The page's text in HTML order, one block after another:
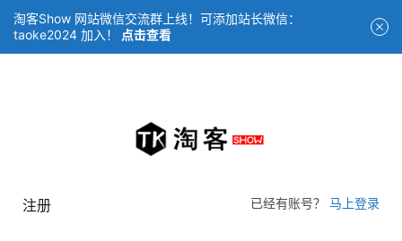
淘客Show 网站微信交流群上线！可添加站长微信：
taoke2024 加入！
点击查看
注册 已经有账号？ 马上登录